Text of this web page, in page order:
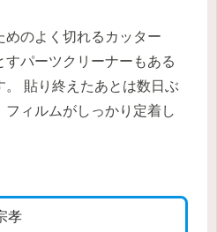
のよく切れるカッター
すパーツクリーナーもある
。 貼り終えたあとは数日ぶ
ィルムがしっかり定着し
孝